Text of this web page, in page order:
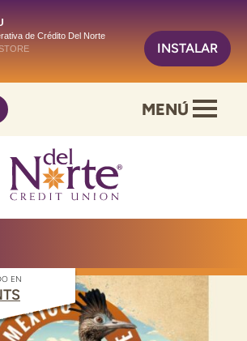
de Crédito Del Norte
INSTALAR
MENÚ
EN